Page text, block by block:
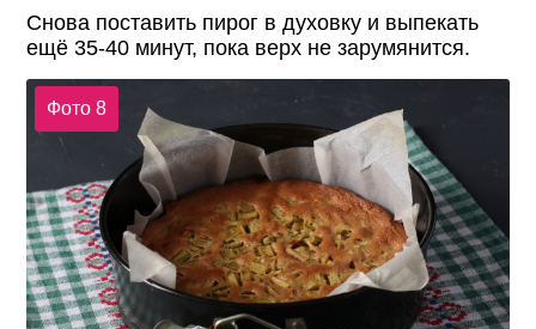
Снова поставить пирог в духовку и выпекать
ещё 35-40 минут, пока верх не зарумянится.
Фото 8